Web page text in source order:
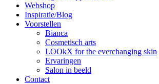
Webshop
Inspiratie/Blog
Voorstellen
Bianca
Cosmetisch arts
LOOkX for the everchanging skin
Ervaringen
Salon in beeld
Contact